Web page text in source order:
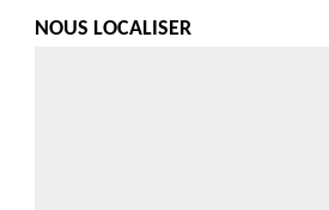
NOUS LOCALISER